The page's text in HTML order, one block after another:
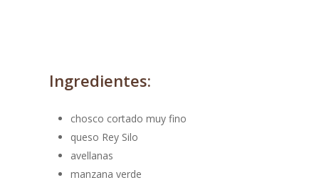
Ingredientes:
chosco cortado muy fino
queso Rey Silo
avellanas
manzana verde